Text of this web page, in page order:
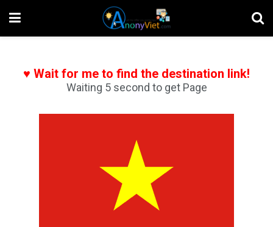
♥ Wait for me to find the destination link!
Waiting 5 second to get Page